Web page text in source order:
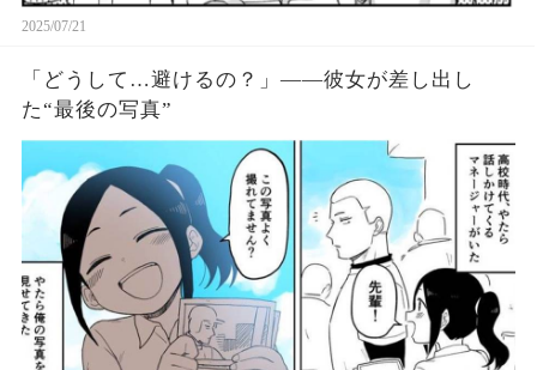
2025/07/21
「どうして…避けるの？」――彼女が差し出し
た“最後の写真”